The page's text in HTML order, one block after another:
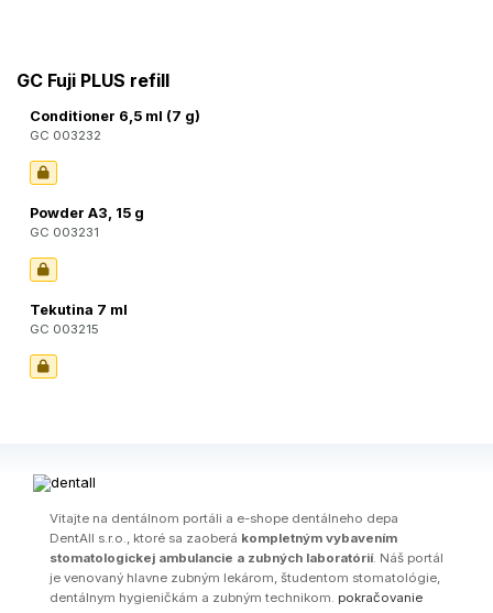
GC Fuji PLUS refill
Conditioner 6,5 ml (7 g)
GC 003232
Powder A3, 15 g
GC 003231
Tekutina 7 ml
GC 003215
Vitajte na dentálnom portáli a e-shope dentálneho depa
DentAll s.r.o., ktoré sa zaoberá kompletným vybavením
stomatologickej ambulancie a zubných laboratórií. Náš portál
je venovaný hlavne zubným lekárom, študentom stomatológie,
dentálnym hygieničkám a zubným technikom. pokračovanie